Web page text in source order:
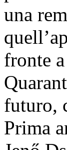
una
fronte
futuro,
Prima